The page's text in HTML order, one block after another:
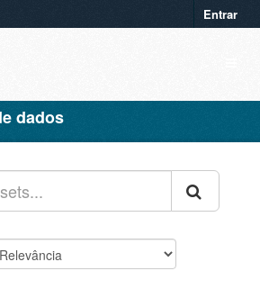
Entrar
dados